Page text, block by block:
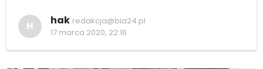
H hak redakcja@bia24.pl
17 marca 2020, 22:16